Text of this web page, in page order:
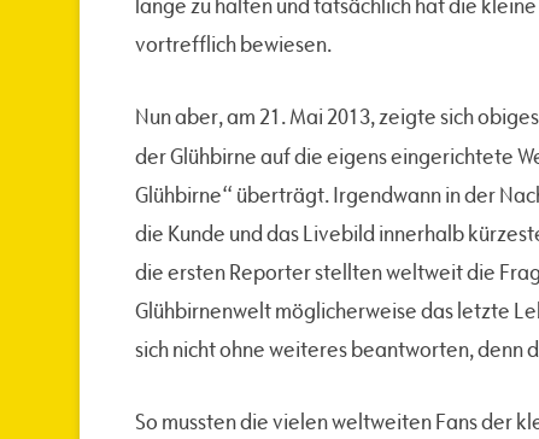
vortrefflich bewiesen.
Nun aber, am 21. Mai 2013, zeigte sich
der Glühbirne auf die eigens eingerichtete
Glühbirne“ überträgt. Irgendwann in der
die Kunde und das Livebild innerhalb
die ersten Reporter stellten weltweit die
Glühbirnenwelt möglicherweise das letzte
sich nicht ohne weiteres beantworten, denn
So mussten die vielen weltweiten Fans der